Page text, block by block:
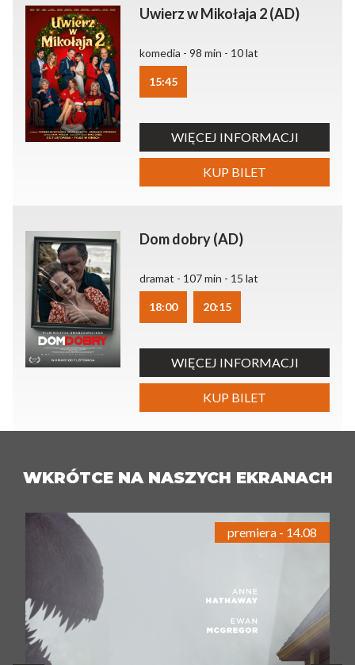
Uwierz w Mikołaja 2 (AD)
komedia - 98 min - 10 lat
15:45
WIĘCEJ INFORMACJI
KUP BILET
Dom dobry (AD)
dramat - 107 min - 15 lat
18:00 20:15
WIĘCEJ INFORMACJI
KUP BILET
WKRÓTCE NA NASZYCH EKRANACH
premiera - 14.08